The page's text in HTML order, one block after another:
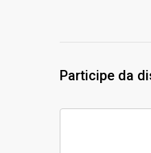
Participe da